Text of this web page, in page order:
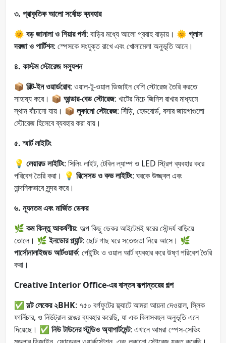
৩. প্রাকৃতিক আলো সর্বোচ্চ ব্যবহার
🌞 বড় জানালা ও শিয়ার পর্দা: বাড়ির মধ্যে আলো প্রবাহ বাড়ায়। 🌞 গ্লাস
দরজা ও পার্টিশন: স্পেসকে সংযুক্ত রাখে এবং খোলামেলা অনুভূতি আনে।
৪. কাস্টম স্টোরেজ সল্যুশন
📦 বিল্ট-ইন ওয়ার্ডরোব: ওয়াল-টু-ওয়াল ডিজাইন বেশি স্টোরেজ তৈরি করতে
সাহায্য করে। 📦 আন্ডার-বেড স্টোরেজ: খাটের নিচে জিনিস রাখার মাধ্যমে
স্থান বাঁচানো যায়। 📦 লুকানো স্টোরেজ: সিঁড়ি, হেডবোর্ড, বসার জায়গাগুলো
স্টোরেজ হিসেবে ব্যবহার করা যায়।
৫. স্মার্ট লাইটিং
💡 লেয়ারড লাইটিং: সিলিং লাইট, টেবিল ল্যাম্প ও LED স্ট্রিপ ব্যবহার করে
পরিবেশ তৈরি করা। 💡 রিসেসড ও কভ লাইটিং: ঘরকে উজ্জ্বল এবং
নান্দনিকভাবে সুন্দর করে।
৬. ন্যূনতম এবং মার্জিত ডেকর
🌿 কম কিন্তু আকর্ষণীয়: অল্প কিছু ডেকর আইটেমই ঘরের সৌন্দর্য বাড়িয়ে
তোলে। 🌿ইনডোর প্ল্যান্ট: ছোট গাছ ঘরে সতেজতা নিয়ে আসে। 🌿
পার্সোনালাইজড আর্টওয়ার্ক: পেইন্টিং ও ওয়াল আর্ট ব্যবহার করে উষ্ণ পরিবেশ তৈরি
করা।
Creative Interior Office-এর বাস্তব রূপান্তরের গল্প
✅ সল্ট লেকের ২BHK: ৭৫০ বর্গফুটের ফ্ল্যাটে আমরা আয়না দেওয়াল, স্লিক
ফার্নিচার, ও নিউট্রাল রঙের ব্যবহার করেছি, যা এক বিলাসবহুল অনুভূতি এনে
দিয়েছে। ✅ নিউ টাউনের স্টুডিও অ্যাপার্টমেন্ট: এখানে আমরা স্পেস-সেভিং